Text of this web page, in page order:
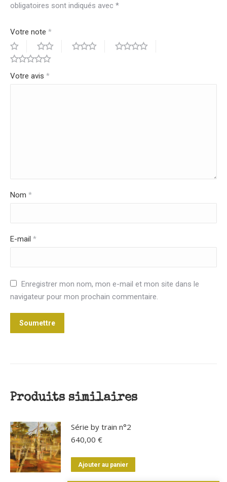
obligatoires sont indiqués avec *
Votre note *
Votre avis *
Nom *
E-mail *
Enregistrer mon nom, mon e-mail et mon site dans le
navigateur pour mon prochain commentaire.
Produits similaires
Série by train n°2
640,00 €
Ajouter au panier